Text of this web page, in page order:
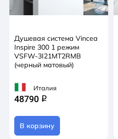
Душевая система Vincea
Inspire 300 1 режим
VSFW-3I21MT2RMB
(черный матовый)
Италия
48790 q
В корзину